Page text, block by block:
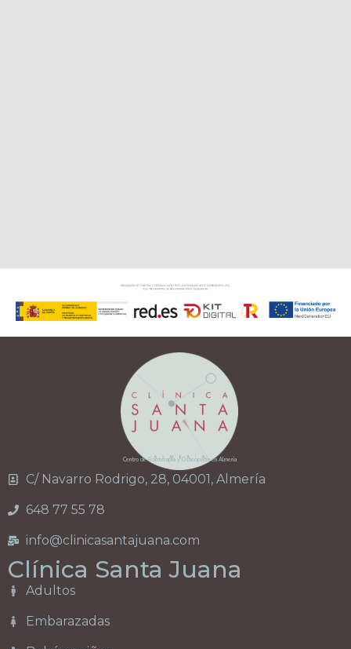
Centro de Fisioterapia y Osteopatía en Almería
C/ Navarro Rodrigo, 28, 04001, Almería
648 77 55 78
info@clinicasantajuana.com
Clínica Santa Juana
Adultos
Embarazadas